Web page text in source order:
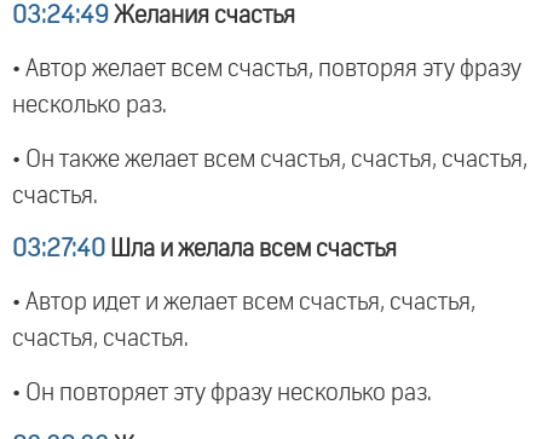
03:24:49 Желания счастья
• Автор желает всем счастья, повторяя эту фразу
несколько раз.
• Он также желает всем счастья, счастья, счастья,
счастья.
03:27:40 Шла и желала всем счастья
• Автор идет и желает всем счастья, счастья,
счастья, счастья.
• Он повторяет эту фразу несколько раз.